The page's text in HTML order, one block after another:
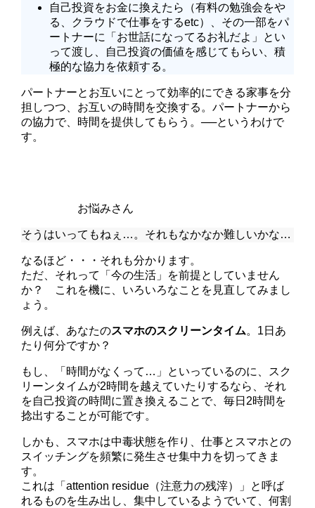
自己投資をお金に換えたら（有料の勉強会をや
る、クラウドで仕事をするetc）、その一部をパ
ートナーに「お世話になってるお礼だよ」とい
って渡し、自己投資の価値を感じてもらい、積
極的な協力を依頼する。
パートナーとお互いにとって効率的にできる家事を分
担しつつ、 お互いの時間を交換する 。パートナーから
の協力で、 時間を提供してもらう 。──というわけで
す。
お悩みさん
そうはいってもねぇ…。それもなかなか難しいかな…
なるほど・・・それも分かります。
ただ、それって「今の生活」を前提としていません
か？ これを機に、いろいろなことを見直してみまし
ょう。
例えば、あなたのスマホのスクリーンタイム。1日あ
たり何分ですか？
もし、「時間がなくって…」といっているのに、スク
リーンタイムが2時間を越えていたりするなら、それ
を自己投資の時間に置き換えることで、毎日2時間を
捻出することが可能です。
しかも、スマホは中毒状態を作り、仕事とスマホとの
スイッチングを頻繁に発生させ集中力を切ってきま
す。
これは「attention residue（注意力の残滓）」と呼ば
れるものを生み出し、集中しているようでいて、何割